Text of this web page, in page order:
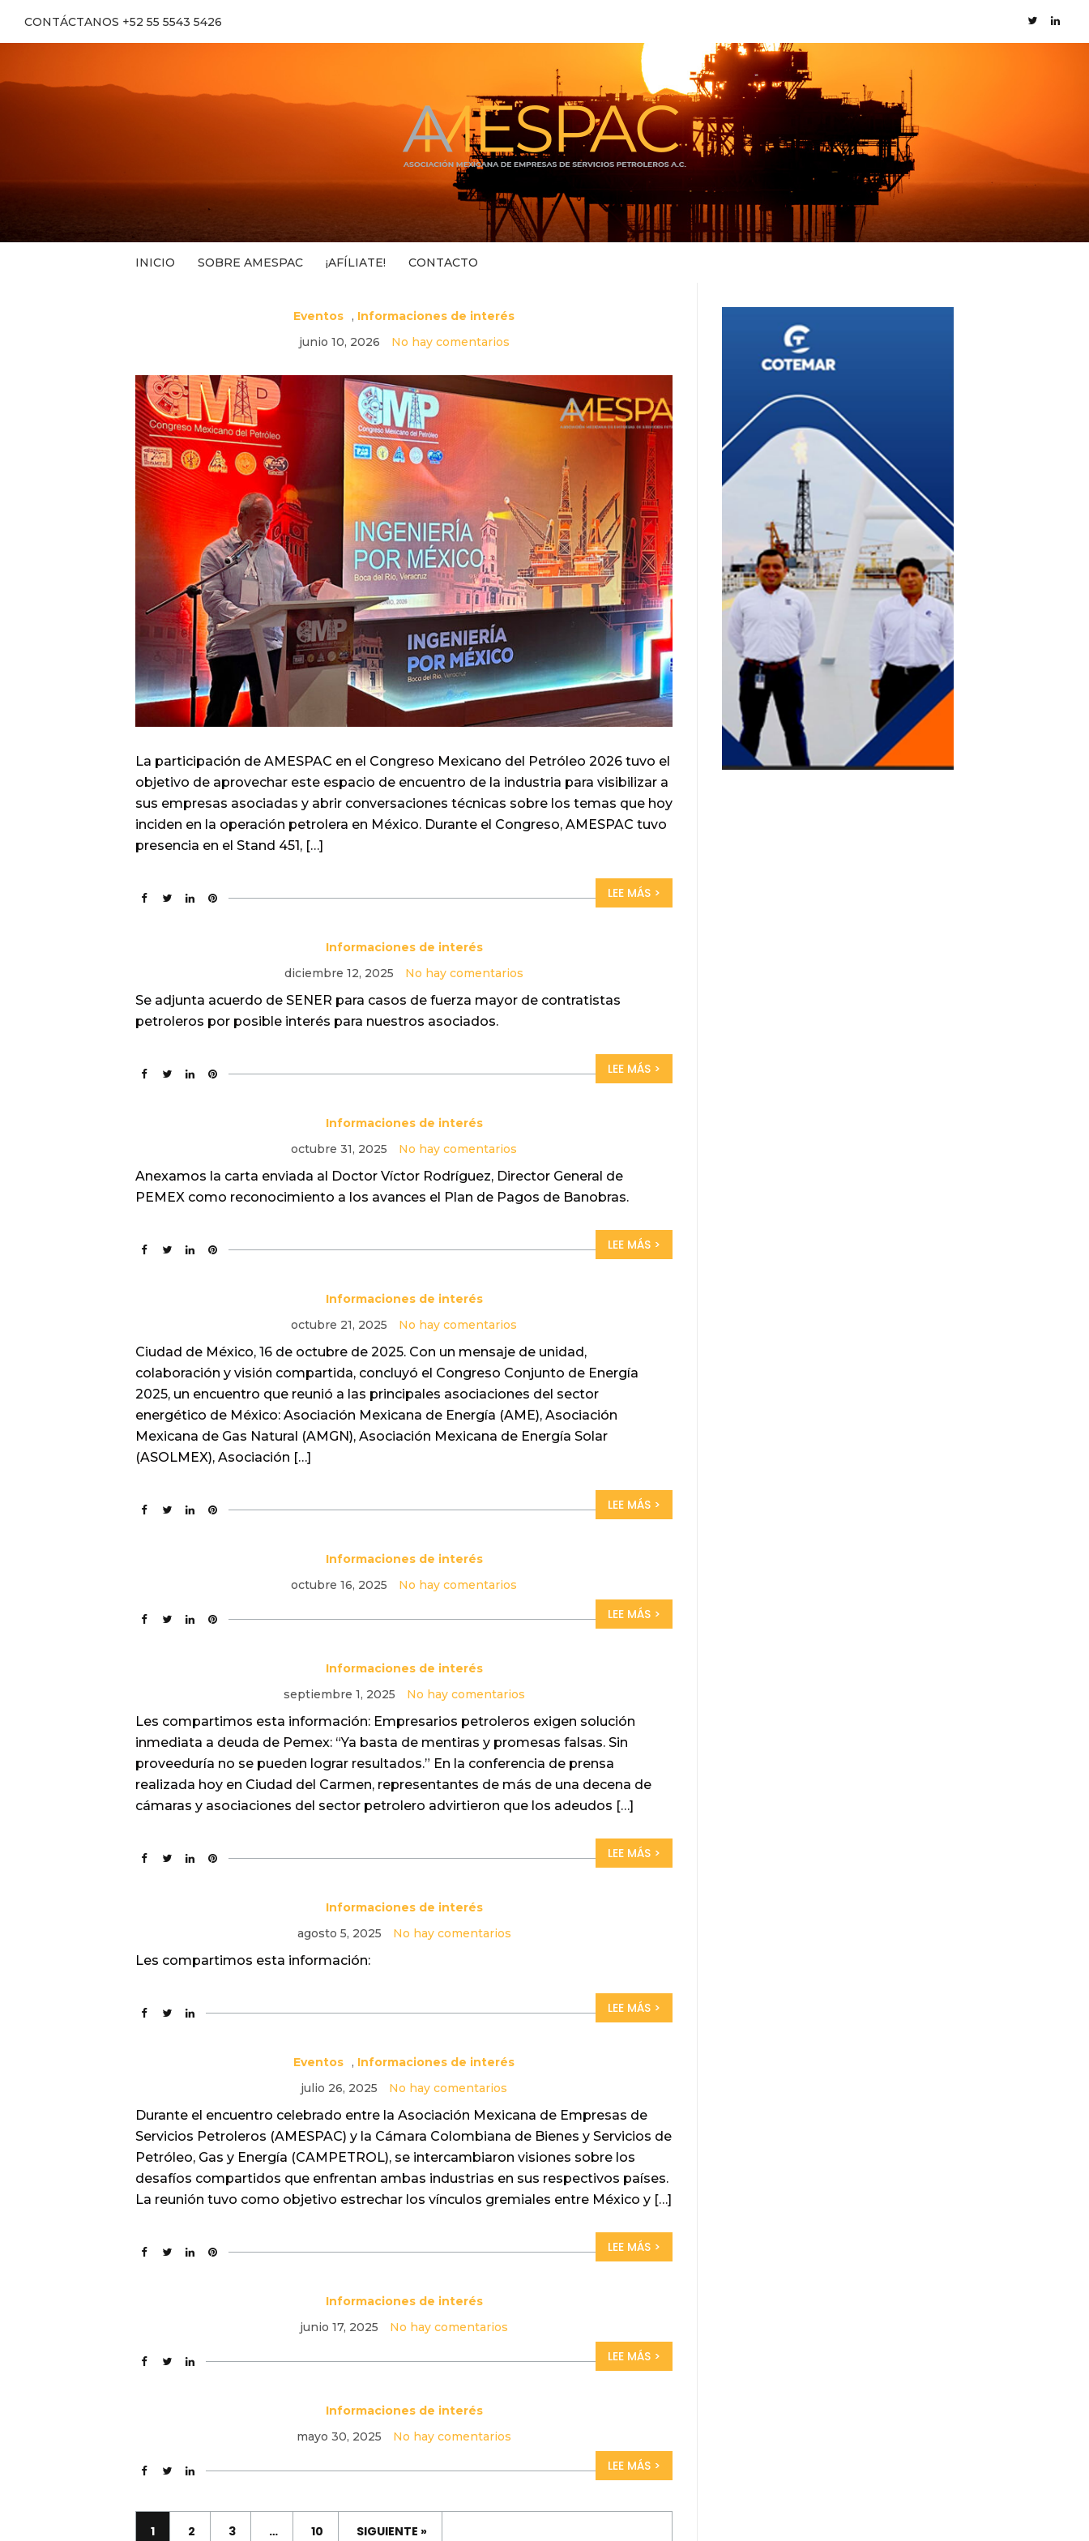
CONTÁCTANOS +52 55 5543 5426
INICIO SOBRE AMESPAC ¡AFÍLIATE! CONTACTO
Eventos , Informaciones de interés
junio 10, 2026
No hay comentarios
La participación de AMESPAC en el Congreso Mexicano del Petróleo 2026 tuvo el
objetivo de aprovechar este espacio de encuentro de la industria para visibilizar a
sus empresas asociadas y abrir conversaciones técnicas sobre los temas que hoy
inciden en la operación petrolera en México. Durante el Congreso, AMESPAC tuvo
presencia en el Stand 451, […]
LEE MÁS >
Informaciones de interés
diciembre 12, 2025
No hay comentarios
Se adjunta acuerdo de SENER para casos de fuerza mayor de contratistas
petroleros por posible interés para nuestros asociados.
LEE MÁS >
Informaciones de interés
octubre 31, 2025
No hay comentarios
Anexamos la carta enviada al Doctor Víctor Rodríguez, Director General de
PEMEX como reconocimiento a los avances el Plan de Pagos de Banobras.
LEE MÁS >
Informaciones de interés
octubre 21, 2025
No hay comentarios
Ciudad de México, 16 de octubre de 2025. Con un mensaje de unidad,
colaboración y visión compartida, concluyó el Congreso Conjunto de Energía
2025, un encuentro que reunió a las principales asociaciones del sector
energético de México: Asociación Mexicana de Energía (AME), Asociación
Mexicana de Gas Natural (AMGN), Asociación Mexicana de Energía Solar
(ASOLMEX), Asociación […]
LEE MÁS >
Informaciones de interés
octubre 16, 2025
No hay comentarios
LEE MÁS >
Informaciones de interés
septiembre 1, 2025
No hay comentarios
Les compartimos esta información: Empresarios petroleros exigen solución
inmediata a deuda de Pemex: “Ya basta de mentiras y promesas falsas. Sin
proveeduría no se pueden lograr resultados.” En la conferencia de prensa
realizada hoy en Ciudad del Carmen, representantes de más de una decena de
cámaras y asociaciones del sector petrolero advirtieron que los adeudos […]
LEE MÁS >
Informaciones de interés
agosto 5, 2025
No hay comentarios
Les compartimos esta información:
LEE MÁS >
Eventos , Informaciones de interés
julio 26, 2025
No hay comentarios
Durante el encuentro celebrado entre la Asociación Mexicana de Empresas de
Servicios Petroleros (AMESPAC) y la Cámara Colombiana de Bienes y Servicios de
Petróleo, Gas y Energía (CAMPETROL), se intercambiaron visiones sobre los
desafíos compartidos que enfrentan ambas industrias en sus respectivos países.
La reunión tuvo como objetivo estrechar los vínculos gremiales entre México y […]
LEE MÁS >
Informaciones de interés
junio 17, 2025
No hay comentarios
LEE MÁS >
Informaciones de interés
mayo 30, 2025
No hay comentarios
LEE MÁS >
1 2 3 … 10 SIGUIENTE »